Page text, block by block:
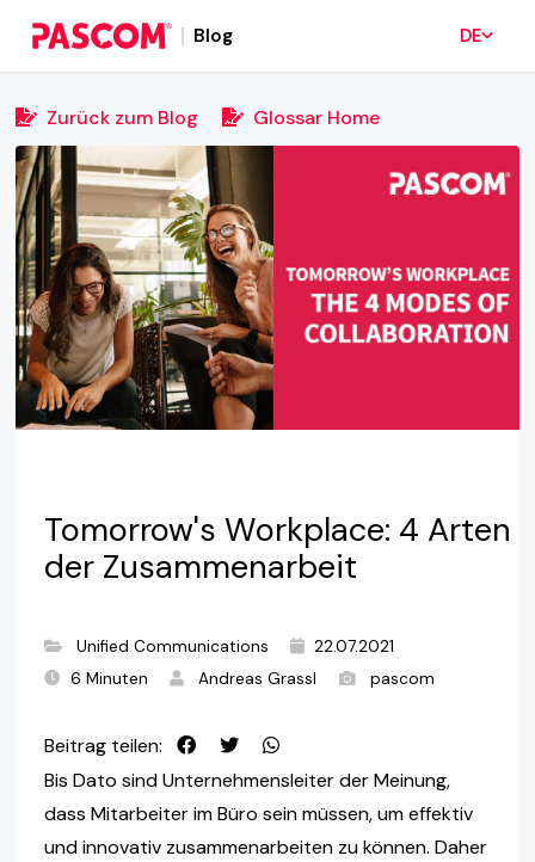
Blog DE
Zurück zum Blog Glossar Home
Tomorrow's Workplace: 4 Arten
der Zusammenarbeit
Unified Communications
22.07.2021
6 Minuten
Andreas Grassl pascom
Beitrag teilen:
Bis Dato sind Unternehmensleiter der Meinung,
dass Mitarbeiter im Büro sein müssen, um effektiv
und innovativ zusammenarbeiten zu können. Daher